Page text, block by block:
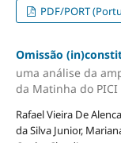
PDF/PORT
Omissão
uma análise da
da Matinha do PICI
Rafael Vieira De
da Silva Junior,